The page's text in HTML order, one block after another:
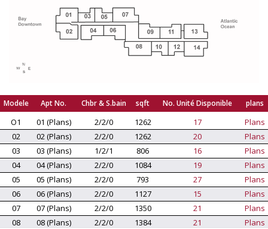
Modele Apt No. Chbr & S.bain sqft No. Unité Disponible plans
O1 01 (Plans) 2/2/0 1262 17
Plans
02
02 (Plans) 2/2/0 1262 20
Plans
03
03 (Plans) 1/2/1 806 16
Plans
04
04 (Plans) 2/2/0 1084 19
Plans
05
05 (Plans) 2/2/0 793 27
Plans
06
06 (Plans) 2/2/0 1127 15
Plans
07
07 (Plans) 2/2/0 1350 21
Plans
08
08 (Plans) 2/2/0 1384 21
Plans